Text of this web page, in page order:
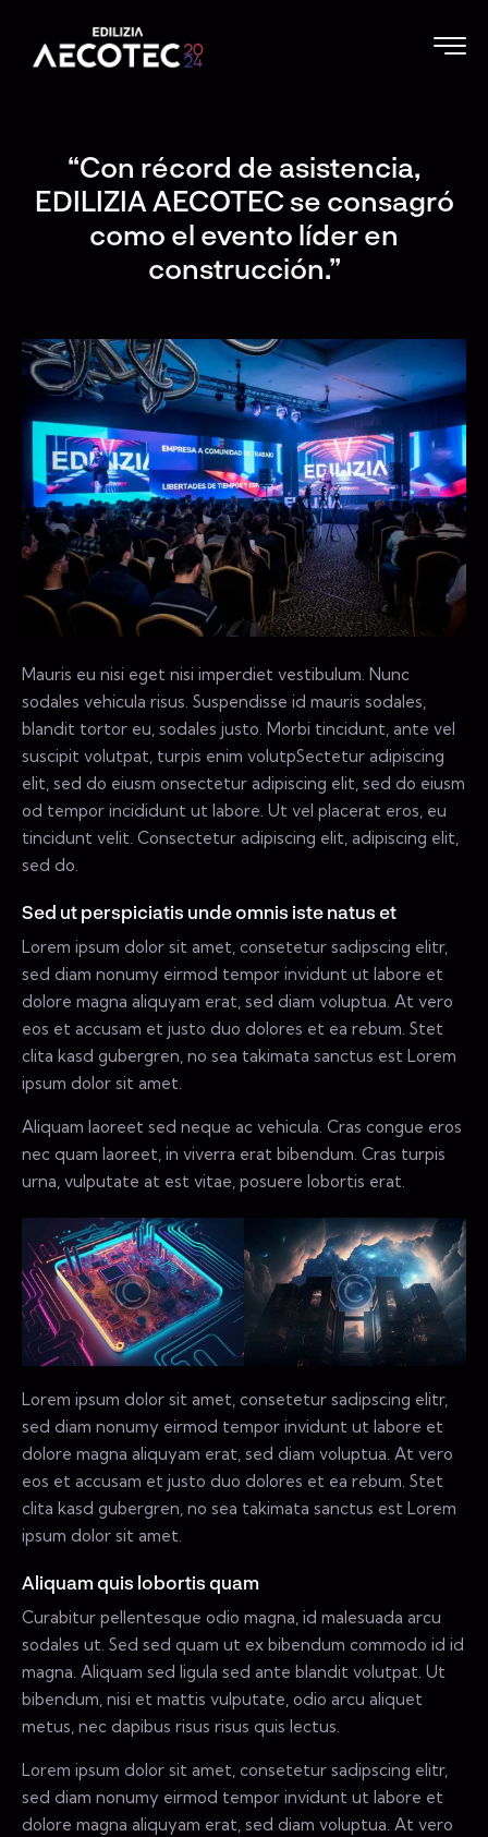
“Con récord de asistencia,
EDILIZIA AECOTEC se consagró
como el evento líder en
construcción.”
Mauris eu nisi eget nisi imperdiet vestibulum. Nunc
sodales vehicula risus. Suspendisse id mauris sodales,
blandit tortor eu, sodales justo. Morbi tincidunt, ante vel
suscipit volutpat, turpis enim volutpSectetur adipiscing
elit, sed do eiusm onsectetur adipiscing elit, sed do eiusm
od tempor incididunt ut labore. Ut vel placerat eros, eu
tincidunt velit. Consectetur adipiscing elit, adipiscing elit,
sed do.
Sed ut perspiciatis unde omnis iste natus et
Lorem ipsum dolor sit amet, consetetur sadipscing elitr,
sed diam nonumy eirmod tempor invidunt ut labore et
dolore magna aliquyam erat, sed diam voluptua. At vero
eos et accusam et justo duo dolores et ea rebum. Stet
clita kasd gubergren, no sea takimata sanctus est Lorem
ipsum dolor sit amet.
Aliquam laoreet sed neque ac vehicula. Cras congue eros
nec quam laoreet, in viverra erat bibendum. Cras turpis
urna, vulputate at est vitae, posuere lobortis erat.
Lorem ipsum dolor sit amet, consetetur sadipscing elitr,
sed diam nonumy eirmod tempor invidunt ut labore et
dolore magna aliquyam erat, sed diam voluptua. At vero
eos et accusam et justo duo dolores et ea rebum. Stet
clita kasd gubergren, no sea takimata sanctus est Lorem
ipsum dolor sit amet.
Aliquam quis lobortis quam
Curabitur pellentesque odio magna, id malesuada arcu
sodales ut. Sed sed quam ut ex bibendum commodo id id
magna. Aliquam sed ligula sed ante blandit volutpat. Ut
bibendum, nisi et mattis vulputate, odio arcu aliquet
metus, nec dapibus risus risus quis lectus.
Lorem ipsum dolor sit amet, consetetur sadipscing elitr,
sed diam nonumy eirmod tempor invidunt ut labore et
dolore magna aliquyam erat, sed diam voluptua. At vero